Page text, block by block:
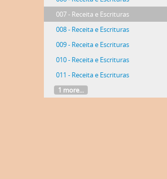
007 - Receita e Escrituras
008 - Receita e Escrituras
009 - Receita e Escrituras
010 - Receita e Escrituras
011 - Receita e Escrituras
1 more...